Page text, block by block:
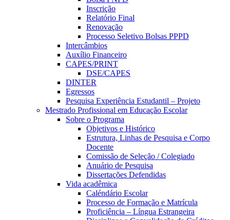
Inscrição
Relatório Final
Renovação
Processo Seletivo Bolsas PPPD
Intercâmbios
Auxílio Financeiro
CAPES/PRINT
DSE/CAPES
DINTER
Egressos
Pesquisa Experiência Estudantil – Projeto
Mestrado Profissional em Educação Escolar
Sobre o Programa
Objetivos e Histórico
Estrutura, Linhas de Pesquisa e Corpo
Docente
Comissão de Seleção / Colegiado
Anuário de Pesquisa
Dissertações Defendidas
Vida acadêmica
Caléndário Escolar
Processo de Formação e Matrícula
Proficiência – Língua Estrangeira